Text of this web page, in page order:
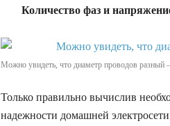
Количество фаз и
Можно увидеть, что диаметр проводов разный –
Только правильно вычислив
надежности домашней